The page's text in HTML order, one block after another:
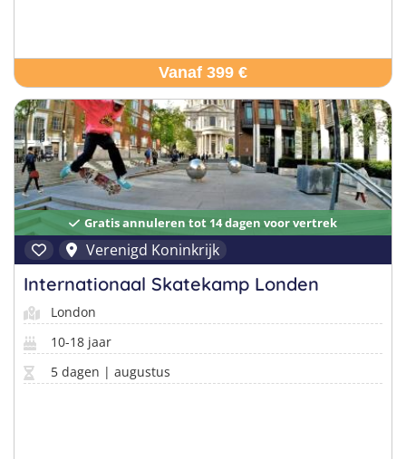
Vanaf 399 €
Gratis annuleren tot 14 dagen voor vertrek
Verenigd Koninkrijk
Internationaal Skatekamp Londen
London
10-18 jaar
5 dagen | augustus